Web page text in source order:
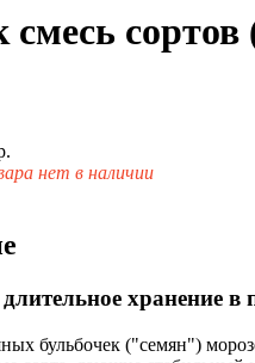
смесь
нет в наличии
хранение в
бульбочек ("семян")